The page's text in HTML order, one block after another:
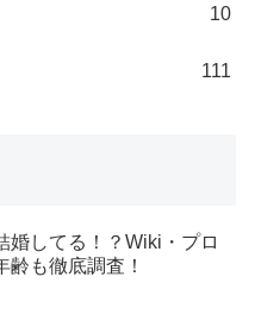
10
111
婚してる！？Wiki・プロ
齢も徹底調査！